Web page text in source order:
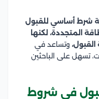
شرط أساسي للقبول
المتجددة، لكنها
وتساعد في
تسهل على الباحثين
في شروط